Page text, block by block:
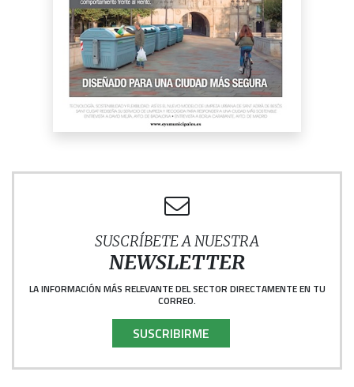
SUSCRÍBETE A NUESTRA
NEWSLETTER
LA INFORMACIÓN MÁS RELEVANTE DEL SECTOR DIRECTAMENTE EN TU
CORREO.
SUSCRIBIRME